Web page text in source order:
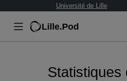
Université de Lille
Lille.Pod
Statistiques